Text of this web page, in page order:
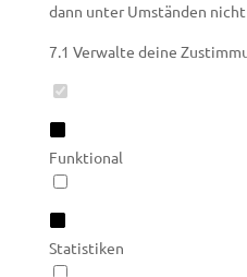
dann unter Umständen
7.1 Verwalte deine
Funktional
Statistiken